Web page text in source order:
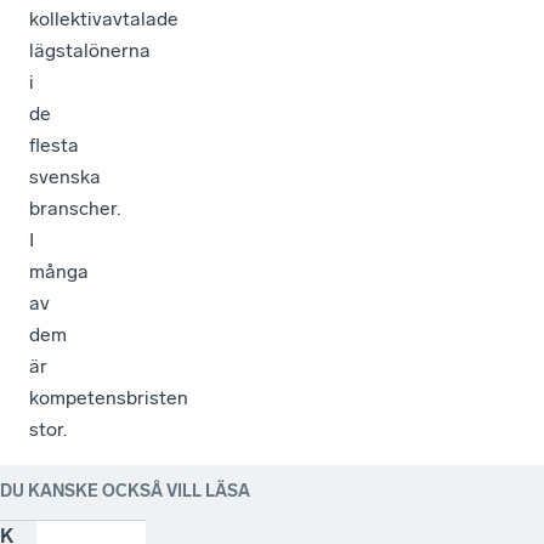
kollektivavtalade
lägstalönerna
i
de
flesta
svenska
branscher.
I
många
av
dem
är
kompetensbristen
stor.
DU KANSKE OCKSÅ VILL LÄSA
K